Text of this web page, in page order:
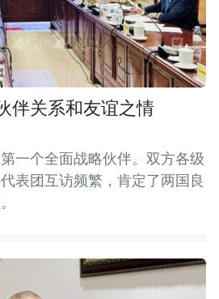
伴关系和友谊之情
一个全面战略伙伴。双方各级
表团互访频繁，肯定了两国良